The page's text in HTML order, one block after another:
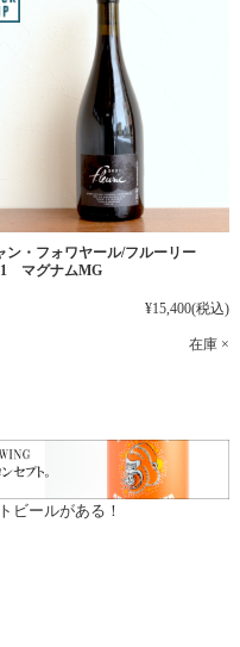
ン・フォワヤール/フルーリー
マグナムMG
¥15,400(税込)
在庫 ×
ビールがある！